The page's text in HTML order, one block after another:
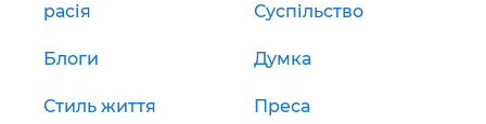
расія Суспільство
Блоги Думка
Стиль життя Преса